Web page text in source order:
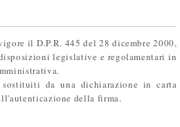
il D.P.R. 445 del 28 dicembre 2000,
legislative e regolamentari in
da una dichiarazione in carta
della firma.